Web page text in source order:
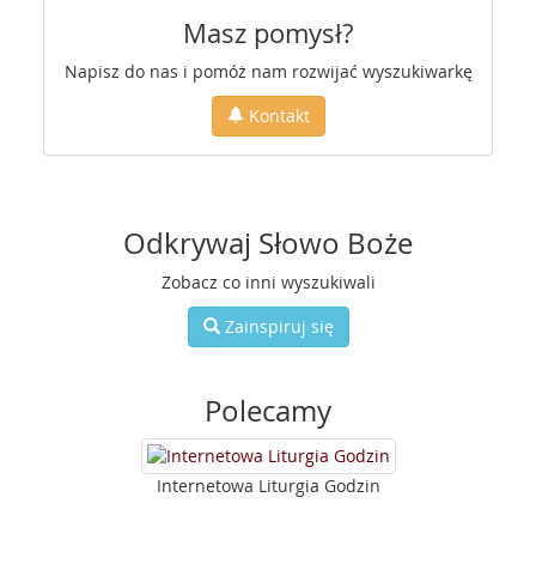
Masz pomysł?
Napisz do nas i pomóż nam rozwijać wyszukiwarkę
Kontakt
Odkrywaj Słowo Boże
Zobacz co inni wyszukiwali
Zainspiruj się
Polecamy
Internetowa Liturgia Godzin